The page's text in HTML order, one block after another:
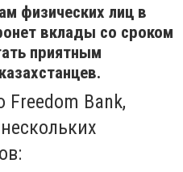
физических лиц в
вклады со сроком
приятным
Bank,